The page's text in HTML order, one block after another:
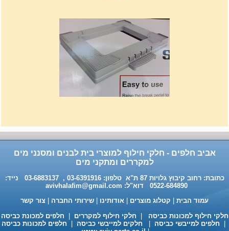
32נפתח עד 56ס"מ.
120שח
אביב חלפים - חלקי חילוף למוצרי בית לבנים ומסנני מים
למקררים ומתקני מים
כתובת: רחוב קיבוץ גלויות 87 ת"א טלפון: 03-6391916 , 03-6883137 נייד:
0522-684890 דוא"ל:
avivhalafim@gmail.com
עמוד הבית
קטלוג מוצרים אודותינו שירותי החברה
צור קשר
חילוף למכונות כביסה
חלקי חילוף למקררים
חלפים למכונת כביסה
חלפים למייבשי כביסה חלקים למייבשי כביסה
חלפים למכונות כביסה